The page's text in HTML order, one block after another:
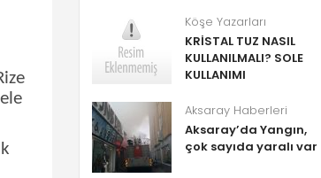
Köşe Yazarları
KRİSTAL TUZ NASIL
KULLANILMALI? SOLE
KULLANIMI
Aksaray Haberleri
Aksaray’da Yangın,
çok sayıda yaralı var